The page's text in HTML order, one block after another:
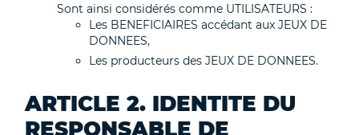
Sont ainsi considérés comme UTILISATEURS :
Les BENEFICIAIRES accédant aux JEUX DE
DONNEES,
Les producteurs des JEUX DE DONNEES.
ARTICLE 2. IDENTITE DU
RESPONSABLE DE